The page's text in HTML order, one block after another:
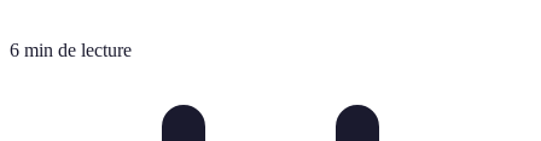
6 min de lecture